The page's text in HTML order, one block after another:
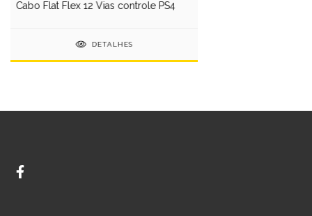
Cabo Flat Flex 12 Vias controle PS4
DETALHES